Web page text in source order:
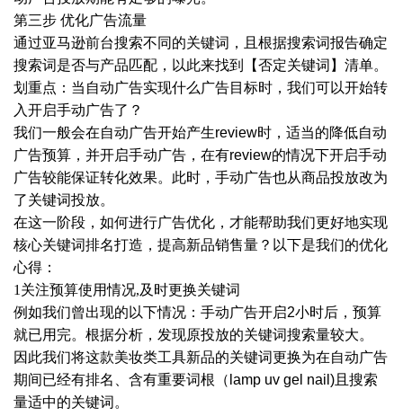
第三步 优化广告流量
通过亚马逊前台搜索不同的关键词，且根据搜索词报告确定
搜索词是否与产品匹配，以此来找到【否定关键词】清单。
划重点：当自动广告实现什么广告目标时，我们可以开始转
入开启手动广告了？
我们一般会在自动广告开始产生review时，适当的降低自动
广告预算，并开启手动广告，在有review的情况下开启手动
广告较能保证转化效果。此时，手动广告也从商品投放改为
了关键词投放。
在这一阶段，如何进行广告优化，才能帮助我们更好地实现
核心关键词排名打造，提高新品销售量？以下是我们的优化
心得：
1关注预算使用情况,及时更换关键词
例如我们曾出现的以下情况：手动广告开启2小时后，预算
就已用完。根据分析，发现原投放的关键词搜索量较大。
因此我们将这款美妆类工具新品的关键词更换为在自动广告
期间已经有排名、含有重要词根（ lamp uv gel nail)且搜索
量适中的关键词。